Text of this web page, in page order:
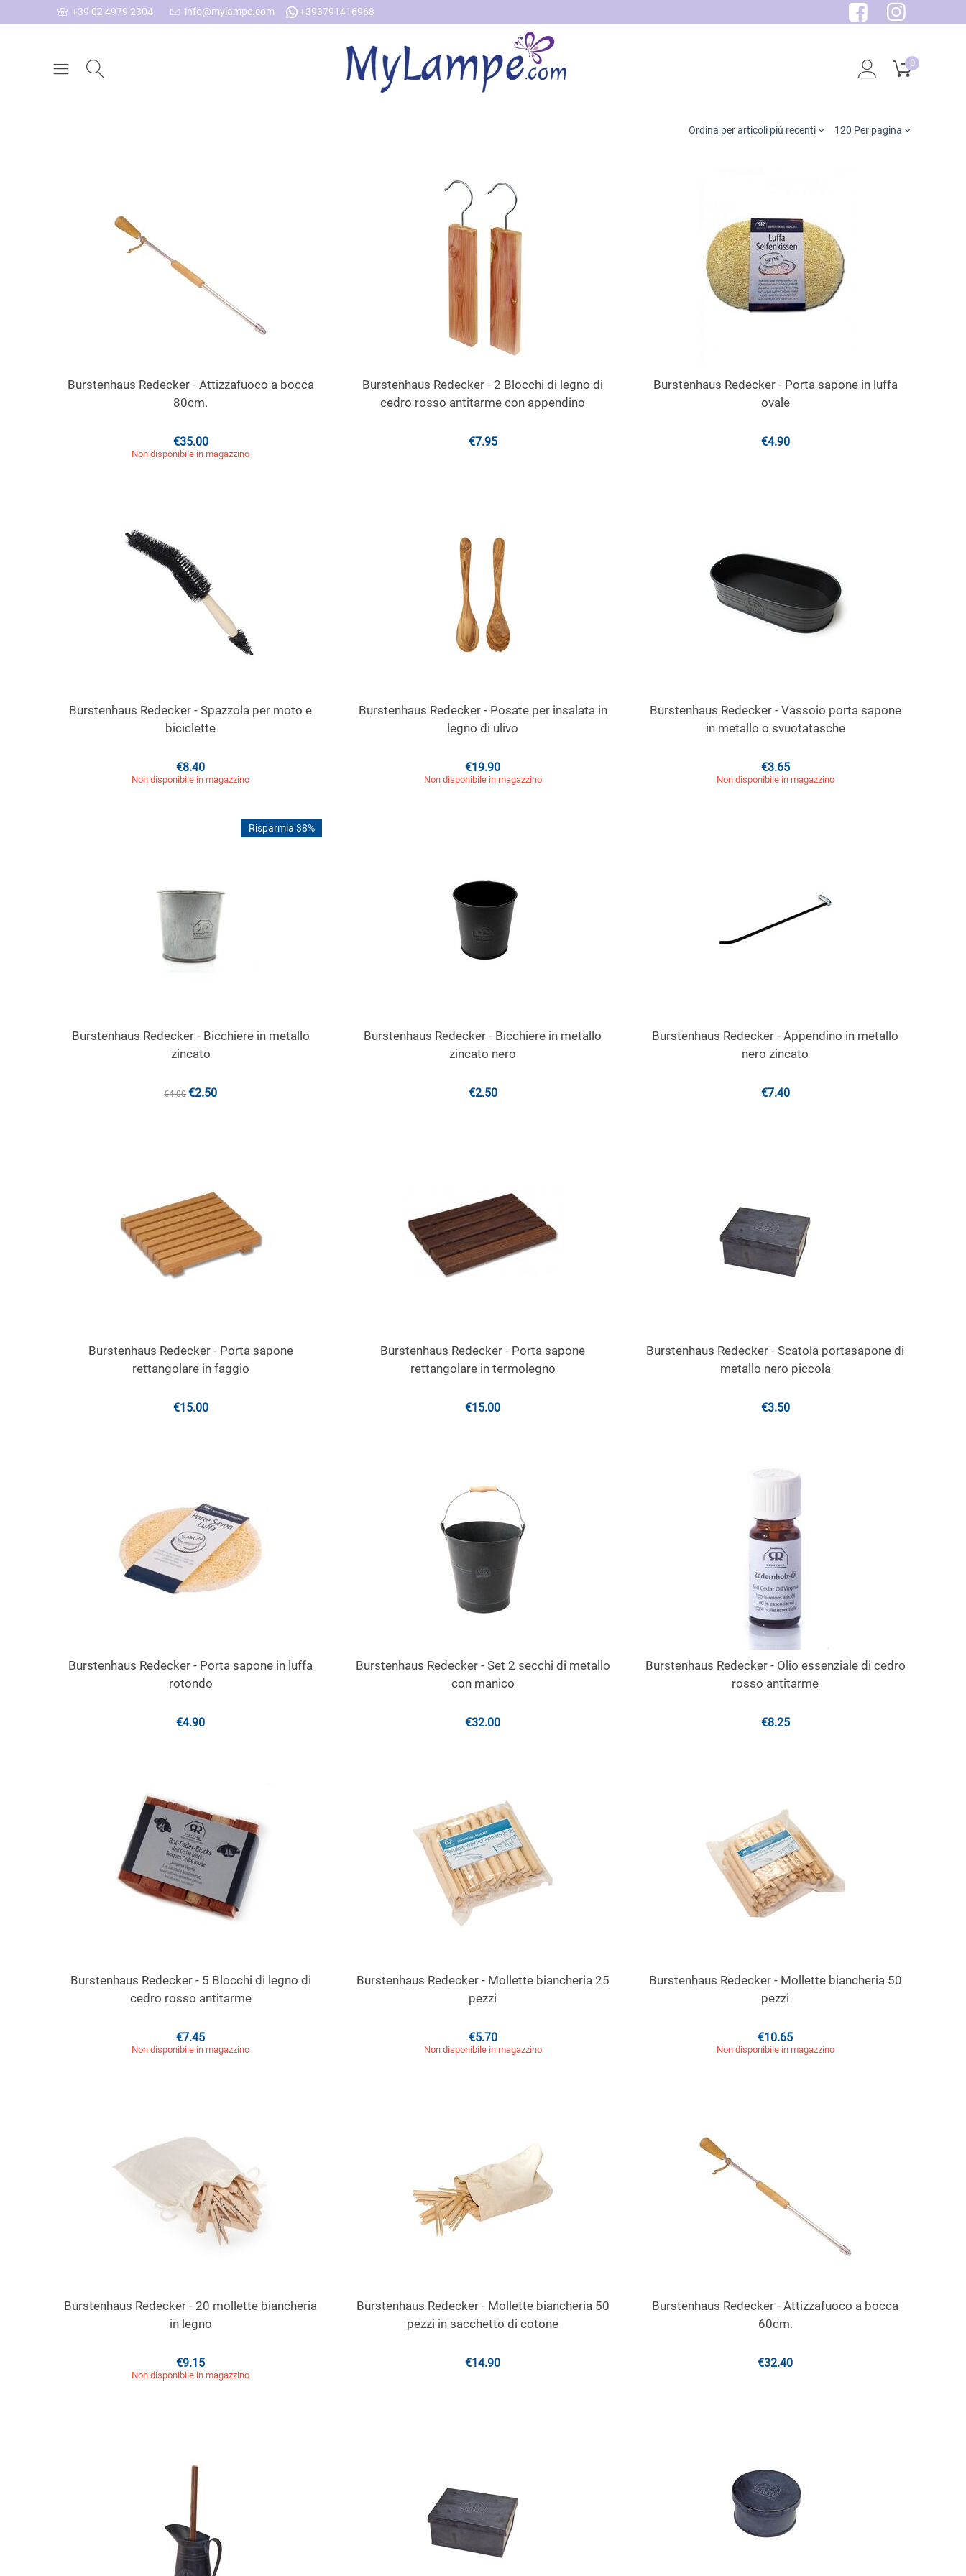
+39 02 4979 2304 info@mylampe.com +393791416968
0
Ordina per articoli più recenti 120 Per pagina
Burstenhaus Redecker - Attizzafuoco a bocca
80cm.
€35.00
Non disponibile in magazzino
Burstenhaus Redecker - 2 Blocchi di legno di
cedro rosso antitarme con appendino
€7.95
Burstenhaus Redecker - Porta sapone in luffa
ovale
€4.90
Burstenhaus Redecker - Spazzola per moto e
biciclette
€8.40
Non disponibile in magazzino
Burstenhaus Redecker - Posate per insalata in
legno di ulivo
€19.90
Non disponibile in magazzino
Burstenhaus Redecker - Vassoio porta sapone
in metallo o svuotatasche
€3.65
Non disponibile in magazzino
Risparmia 38%
Burstenhaus Redecker - Bicchiere in metallo
zincato
€4.00 €2.50
Burstenhaus Redecker - Bicchiere in metallo
zincato nero
€2.50
Burstenhaus Redecker - Appendino in metallo
nero zincato
€7.40
Burstenhaus Redecker - Porta sapone
rettangolare in faggio
€15.00
Burstenhaus Redecker - Porta sapone
rettangolare in termolegno
€15.00
Burstenhaus Redecker - Scatola portasapone di
metallo nero piccola
€3.50
Burstenhaus Redecker - Porta sapone in luffa
rotondo
€4.90
Burstenhaus Redecker - Set 2 secchi di metallo
con manico
€32.00
Burstenhaus Redecker - Olio essenziale di cedro
rosso antitarme
€8.25
Burstenhaus Redecker - 5 Blocchi di legno di
cedro rosso antitarme
€7.45
Non disponibile in magazzino
Burstenhaus Redecker - Mollette biancheria 25
pezzi
€5.70
Non disponibile in magazzino
Burstenhaus Redecker - Mollette biancheria 50
pezzi
€10.65
Non disponibile in magazzino
Burstenhaus Redecker - 20 mollette biancheria
in legno
€9.15
Non disponibile in magazzino
Burstenhaus Redecker - Mollette biancheria 50
pezzi in sacchetto di cotone
€14.90
Burstenhaus Redecker - Attizzafuoco a bocca
60cm.
€32.40